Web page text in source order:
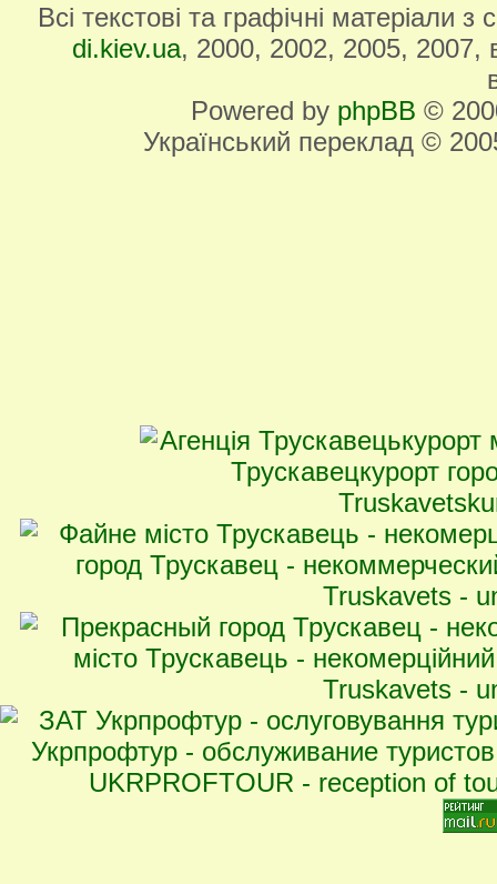
Всі текстові та графічні матеріали
di.kiev.ua, 2000, 2002, 2005, 2007,
Powered by phpBB ©
Український переклад ©